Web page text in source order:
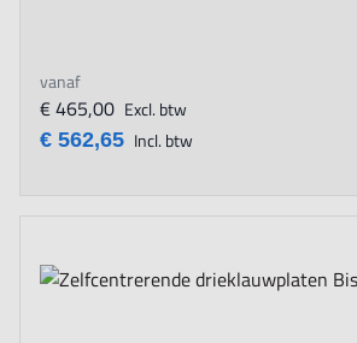
vanaf
€ 562,65 Incl. btw
€ 465,00 Excl. btw